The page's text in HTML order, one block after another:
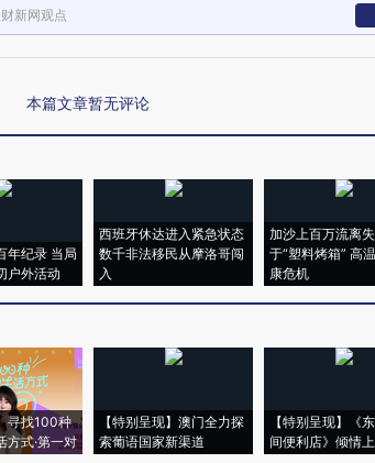
新网观点
本篇文章暂无评论
年纪录 当局
户外活动
西班牙休达进入紧急状态
数千非法移民从摩洛哥闯
入
加沙上百万流离
于“塑料烤箱” 高
康危机
寻找100种
方式·第一对
【特别呈现】澳门全力探
索葡语国家新渠道
【特别呈现】《
间便利店》倾情